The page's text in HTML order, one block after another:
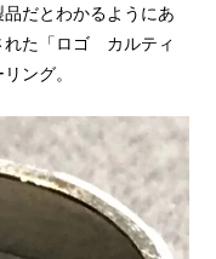
だとわかるようにあ
れた「ロゴ カルティ
ング。